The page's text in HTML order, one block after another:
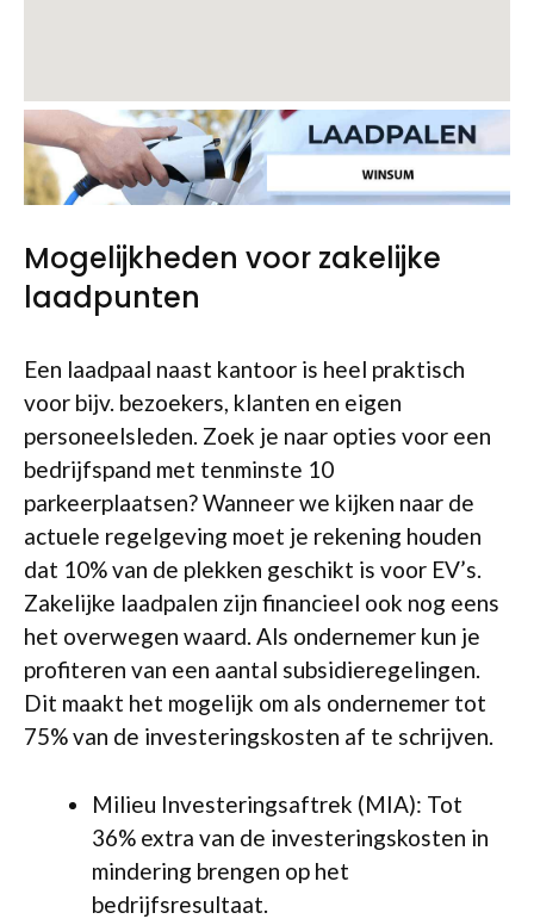
Mogelijkheden voor zakelijke
laadpunten
Een laadpaal naast kantoor is heel praktisch
voor bijv. bezoekers, klanten en eigen
personeelsleden. Zoek je naar opties voor een
bedrijfspand met tenminste 10
parkeerplaatsen? Wanneer we kijken naar de
actuele regelgeving moet je rekening houden
dat 10% van de plekken geschikt is voor EV’s.
Zakelijke laadpalen zijn financieel ook nog eens
het overwegen waard. Als ondernemer kun je
profiteren van een aantal subsidieregelingen.
Dit maakt het mogelijk om als ondernemer tot
75% van de investeringskosten af te schrijven.
Milieu Investeringsaftrek (MIA): Tot
36% extra van de investeringskosten in
mindering brengen op het
bedrijfsresultaat.